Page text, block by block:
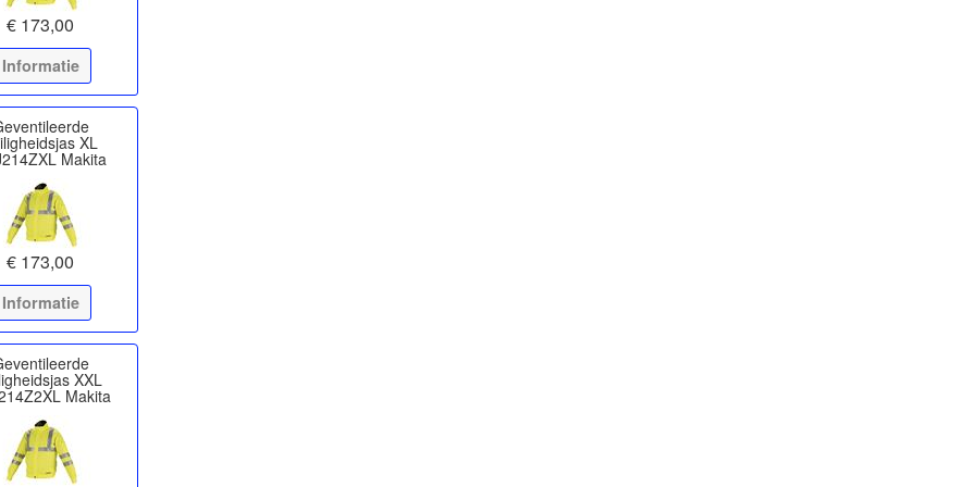
€ 173,00
Informatie
XL
Makita
€ 173,00
Informatie
XXL
Makita